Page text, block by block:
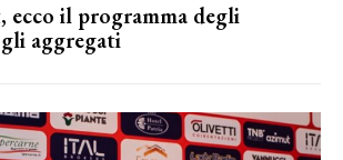
ecco il programma degli
aggregati